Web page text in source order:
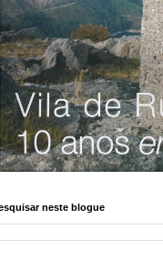
neste blogue